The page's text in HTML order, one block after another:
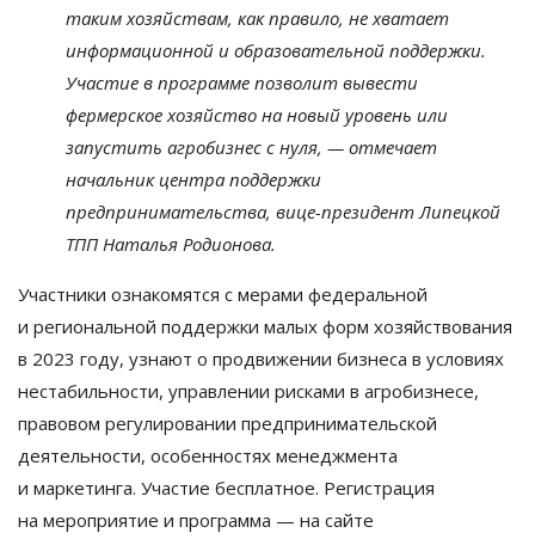
таким хозяйствам, как правило, не хватает
информационной и образовательной поддержки.
Участие в программе позволит вывести
фермерское хозяйство на новый уровень или
запустить агробизнес с нуля, — отмечает
начальник центра поддержки
предпринимательства, вице-президентЛипецкой
ТПП Наталья Родионова.
Участники ознакомятся с мерами федеральной
и региональной поддержки малых форм хозяйствования
в 2023 году, узнают о продвижении бизнеса в условиях
нестабильности, управлении рисками в агробизнесе,
правовом регулировании предпринимательской
деятельности, особенностях менеджмента
и маркетинга. Участие бесплатное. Регистрация
на мероприятие и программа — на сайте